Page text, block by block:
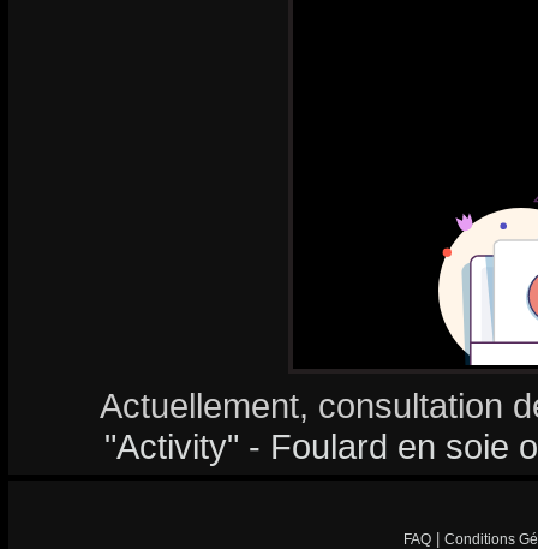
Actuellement, consultation
"Activity" - Foulard en soie
FAQ Conditions